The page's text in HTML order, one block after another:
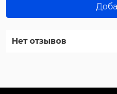
Нет отзывов